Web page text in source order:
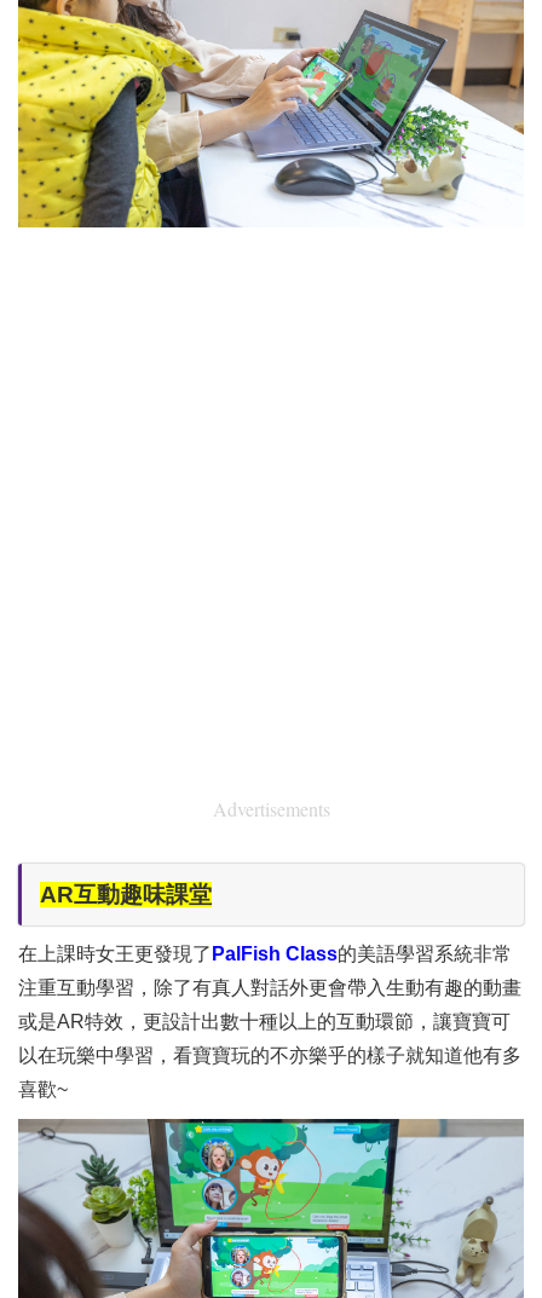
Advertisements
AR互動趣味課堂
在上課時女王更發現了 PalFish Class的美語學習系統非常
注重互動學習，除了有真人對話外更會帶入生動有趣的動畫
或是AR特效，更設計出數十種以上的互動環節，讓寶寶可
以在玩樂中學習，看寶寶玩的不亦樂乎的樣子就知道他有多
喜歡~